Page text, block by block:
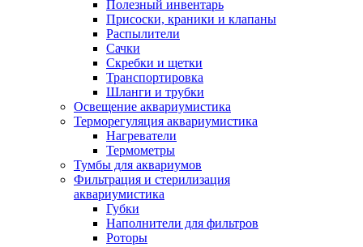
Полезный инвентарь
Присоски, краники и клапаны
Распылители
Сачки
Скребки и щетки
Транспортировка
Шланги и трубки
Освещение аквариумистика
Терморегуляция аквариумистика
Нагреватели
Термометры
Тумбы для аквариумов
Фильтрация и стерилизация
аквариумистика
Губки
Наполнители для фильтров
Роторы